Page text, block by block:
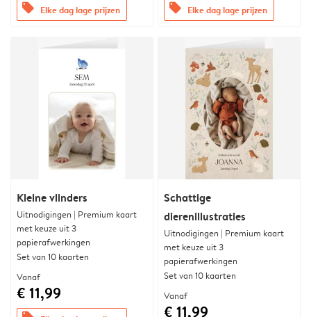
offers Elke dag lage prijzen offers Elke dag lage prijzen
Kleine vlinders
Uitnodigingen | Premium kaart
met keuze uit 3
papierafwerkingen
Set van 10 kaarten
Vanaf
€ 11,99
Schattige
dierenillustraties
Uitnodigingen | Premium kaart
met keuze uit 3
papierafwerkingen
Set van 10 kaarten
Vanaf
€ 11,99